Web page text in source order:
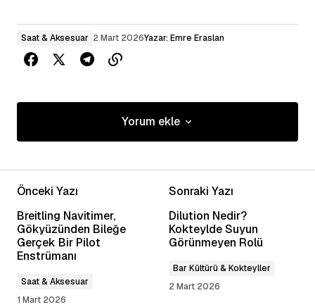
Saat & Aksesuar 2 Mart 2026Yazar: Emre Eraslan
Yorum ekle
Yorum ekle
E-posta adresiniz yayınlanmayacak.
Gerekli
alanlar*ile işaretlenmişlerdir
Yorum*
Önceki Yazı
Breitling Navitimer,
Gökyüzünden Bileğe
Gerçek Bir Pilot
Enstrümanı
Saat & Aksesuar
1 Mart 2026
Sonraki Yazı
Dilution Nedir?
Kokteylde Suyun
Görünmeyen Rolü
Bar Kültürü & Kokteyller
2 Mart 2026